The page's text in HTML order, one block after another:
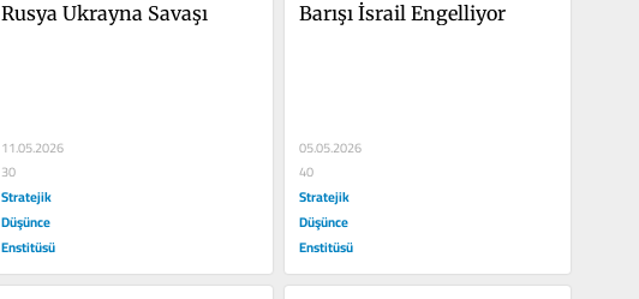
Rusya Ukrayna Savaşı
11.05.2026
30
Stratejik
Düşünce
Enstitüsü
Barışı İsrail Engelliyor
05.05.2026
40
Stratejik
Düşünce
Enstitüsü